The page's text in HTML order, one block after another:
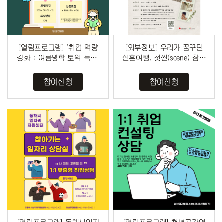
[열림프로그램] '취업 역량
강화 : 여름방학 토익 특강'
참여신청
[외부정보] 우리가 꿈꾸던
신혼여행, 첫씬(scene) 참여
참여신청